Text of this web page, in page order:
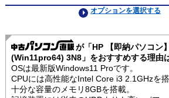
オプションを選択する
が「HP 【即納パソコ
(Win11pro64) 3N8」をおすすめする理由
OSは最新版Windows11 Proです。
CPUには高性能なIntel Core i3 2.1GHzを搭
十分な容量のメモリ8GBを搭載。